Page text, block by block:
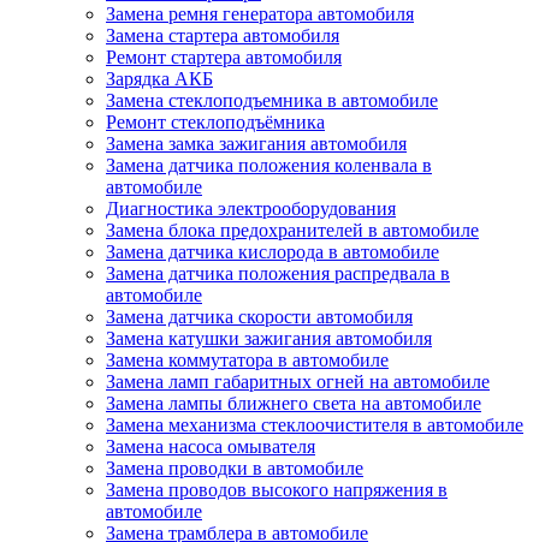
Замена ремня генератора автомобиля
Замена стартера автомобиля
Ремонт стартера автомобиля
Зарядка АКБ
Замена стеклоподъемника в автомобиле
Ремонт стеклоподъёмника
Замена замка зажигания автомобиля
Замена датчика положения коленвала в
автомобиле
Диагностика электрооборудования
Замена блока предохранителей в автомобиле
Замена датчика кислорода в автомобиле
Замена датчика положения распредвала в
автомобиле
Замена датчика скорости автомобиля
Замена катушки зажигания автомобиля
Замена коммутатора в автомобиле
Замена ламп габаритных огней на автомобиле
Замена лампы ближнего света на автомобиле
Замена механизма стеклоочистителя в автомобиле
Замена насоса омывателя
Замена проводки в автомобиле
Замена проводов высокого напряжения в
автомобиле
Замена трамблера в автомобиле